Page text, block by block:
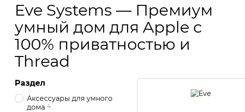
Eve Systems — Премиум
умный дом для Apple с
100% приватностью и
Thread
Раздел
Аксессуары для умного
дома 4